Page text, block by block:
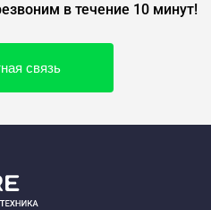
в течение 10 минут!
связь